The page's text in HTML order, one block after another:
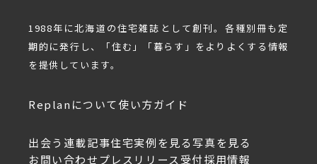
1988年に北海道の住宅雑誌として創刊。各種別冊も定
期的に発行し、「住む」「暮らす」をよりよくする情報
を提供しています。
Replanについて使い方ガイド
出会う 連載記事住宅実例を見る写真を見る
お問い合わせ プレスリリース受付採用情報